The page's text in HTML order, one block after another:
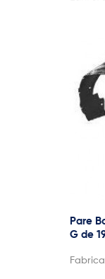
Pare
G de